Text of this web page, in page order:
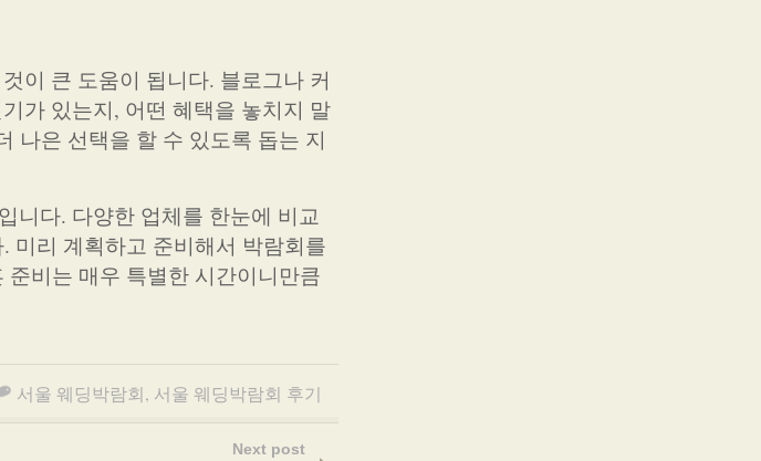
이 큰 도움이 됩니다. 블로그나 커
가 있는지, 어떤 혜택을 놓치지 말
나은 선택을 할 수 있도록 돕는 지
니다. 다양한 업체를 한눈에 비교
미리 계획하고 준비해서 박람회를
비는 매우 특별한 시간이니만큼
서울 웨딩박람회, 서울 웨딩박람회 후기
Next post